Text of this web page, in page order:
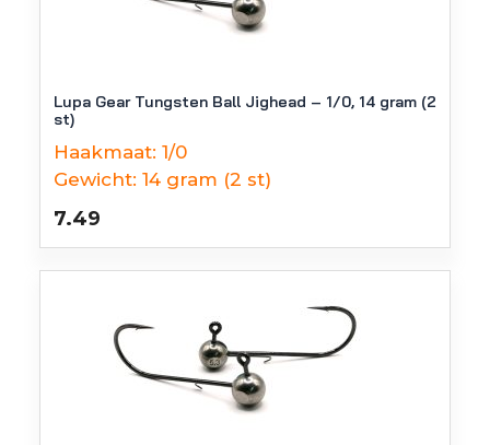
Lupa Gear Tungsten Ball Jighead – 1/0, 14 gram (2
st)
Haakmaat: 1/0
Gewicht: 14 gram (2 st)
7.49